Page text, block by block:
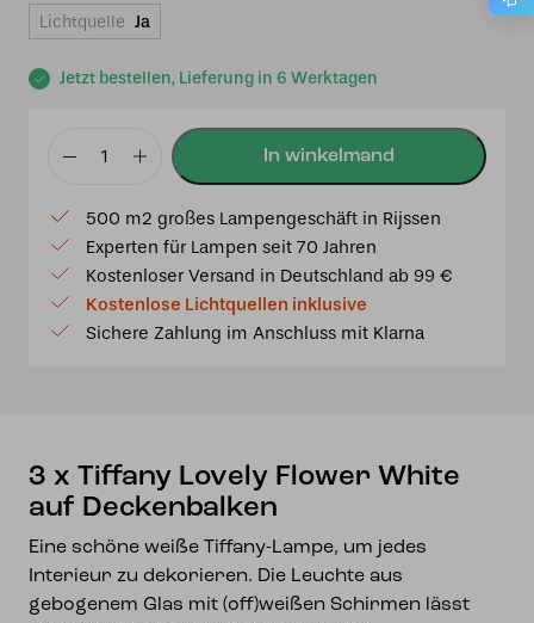
Jetzt bestellen, Lieferung in 6 Werktagen
Lichtquelle Ja
Tiffany
Lovely
Flower
White
auf
500 m2 großes Lampengeschäft in Rijssen
Experten für Lampen seit 70 Jahren
Kostenloser Versand in Deutschland ab 99 €
Kostenlose Lichtquellen inklusive
Sichere Zahlung im Anschluss mit Klarna
3 x Tiffany Lovely Flower White
auf Deckenbalken
Eine schöne weiße Tiffany-Lampe, um jedes
Interieur zu dekorieren. Die Leuchte aus
gebogenem Glas mit (off)weißen Schirmen lässt